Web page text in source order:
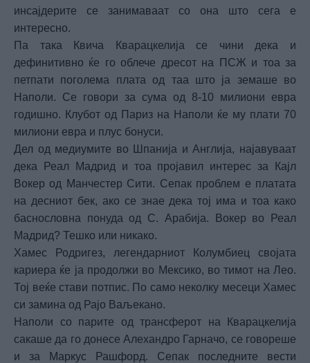
инсајдерите се занимаваат со она што сега е
интересно.
Па така Квича Кварацкелија се чини дека и
дефинитивно ќе го облече дресот на ПСЖ и тоа за
петпати поголема плата од таа што ја земаше во
Наполи. Се говори за сума од 8-10 милиони евра
годишно. Клубот од Париз на Наполи ќе му плати 70
милиони евра и плус бонуси.
Дел од медиумите во Шпанија и Англија, најавуваат
дека Реал Мадрид и тоа пројавил интерес за Кајл
Вокер од Манчестер Сити. Сепак проблем е платата
на десниот бек, ако се знае дека тој има и тоа како
баснословна понуда од С. Арабија. Вокер во Реал
Мадрид? Тешко или никако.
Хамес Родригез, легендарниот Колумбиец својата
кариера ќе ја продолжи во Мексико, во тимот на Лео.
Тој веќе стави потпис. По само неколку месеци Хамес
си замина од Рајо Ваљекано.
Наполи со парите од трансферот на Кварацкелија
сакаше да го донесе Алехандро Гарначо, се говореше
и за Маркус Рашфорд. Сепак последните вести